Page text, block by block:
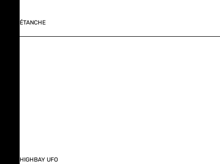
ÉTANCHE
HIGHBAY UFO